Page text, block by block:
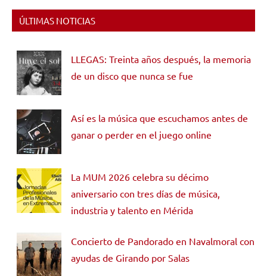
ÚLTIMAS NOTICIAS
LLEGAS: Treinta años después, la memoria
de un disco que nunca se fue
Así es la música que escuchamos antes de
ganar o perder en el juego online
La MUM 2026 celebra su décimo
aniversario con tres días de música,
industria y talento en Mérida
Concierto de Pandorado en Navalmoral con
ayudas de Girando por Salas